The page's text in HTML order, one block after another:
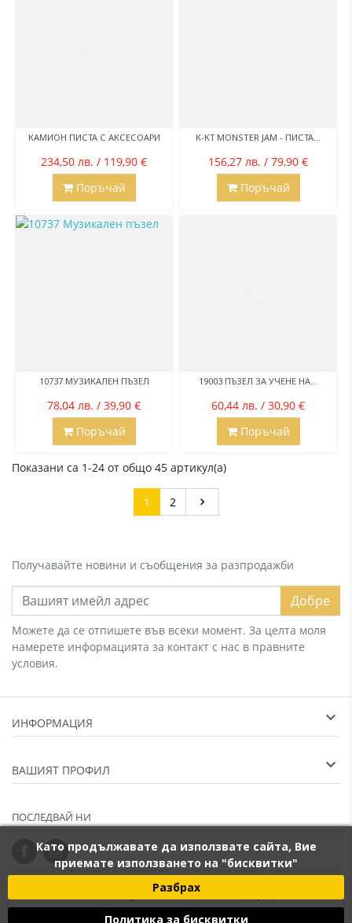
Като продължавате да използвате сайта, Вие
приемате използването на "бисквитки"
Разбрах
Политика за бисквитки
КАМИОН ПИСТА С АКСЕСОАРИ
234,50 лв. / 119,90 €
Поръчай
К-КТ MONSTER JAM - ПИСТА...
156,27 лв. / 79,90 €
Поръчай
10737 МУЗИКАЛЕН ПЪЗЕЛ
78,04 лв. / 39,90 €
Поръчай
19003 ПЪЗЕЛ ЗА УЧЕНЕ НА...
60,44 лв. / 30,90 €
Поръчай
Показани са 1-24 от общо 45 артикул(а)
1 2 Напред

Получавайте новини и съобщения за разпродажби
Добре
Можете да се отпишете във всеки момент. За целта моля
намерете информацията за контакт с нас в правните
условия.
ИНФОРМАЦИЯ
ВАШИЯТ ПРОФИЛ
ПОСЛЕДВАЙ НИ
2014 - 2026 © Banana.bg - онлайн магазин за подаръци. "Векан
Груп ООД", Булстат: BG203265066